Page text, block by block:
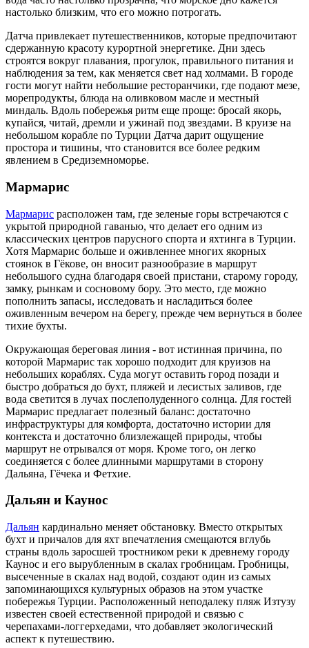
настолько близким, что его можно потрогать.
Датча привлекает путешественников, которые предпочитают
сдержанную красоту курортной энергетике. Дни здесь
строятся вокруг плавания, прогулок, правильного питания и
наблюдения за тем, как меняется свет над холмами. В городе
гости могут найти небольшие ресторанчики, где подают мезе,
морепродукты, блюда на оливковом масле и местный
миндаль. Вдоль побережья ритм еще проще: бросай якорь,
купайся, читай, дремли и ужинай под звездами. В круизе на
небольшом корабле по Турции Датча дарит ощущение
простора и тишины, что становится все более редким
явлением в Средиземноморье.
Мармарис
Мармарис расположен там, где зеленые горы встречаются с
укрытой природной гаванью, что делает его одним из
классических центров парусного спорта и яхтинга в Турции.
Хотя Мармарис больше и оживленнее многих якорных
стоянок в Гёкове, он вносит разнообразие в маршрут
небольшого судна благодаря своей пристани, старому городу,
замку, рынкам и сосновому бору. Это место, где можно
пополнить запасы, исследовать и насладиться более
оживленным вечером на берегу, прежде чем вернуться в более
тихие бухты.
Окружающая береговая линия - вот истинная причина, по
которой Мармарис так хорошо подходит для круизов на
небольших кораблях. Суда могут оставить город позади и
быстро добраться до бухт, пляжей и лесистых заливов, где
вода светится в лучах послеполуденного солнца. Для гостей
Мармарис предлагает полезный баланс: достаточно
инфраструктуры для комфорта, достаточно истории для
контекста и достаточно близлежащей природы, чтобы
маршрут не отрывался от моря. Кроме того, он легко
соединяется с более длинными маршрутами в сторону
Дальяна, Гёчека и Фетхие.
Дальян и Каунос
Дальян кардинально меняет обстановку. Вместо открытых
бухт и причалов для яхт впечатления смещаются вглубь
страны вдоль заросшей тростником реки к древнему городу
Каунос и его вырубленным в скалах гробницам. Гробницы,
высеченные в скалах над водой, создают один из самых
запоминающихся культурных образов на этом участке
побережья Турции. Расположенный неподалеку пляж Изтузу
известен своей естественной природой и связью с
черепахами-логгерхедами, что добавляет экологический
аспект к путешествию.